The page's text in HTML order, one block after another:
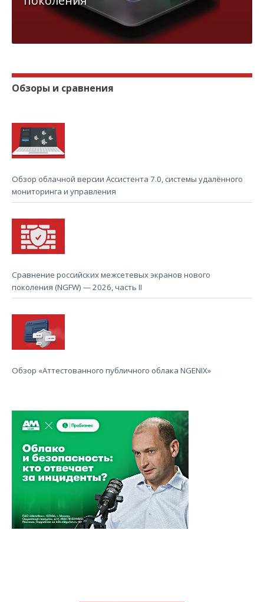
Обзоры и сравнения
Обзор облачной версии Ассистента 7.0, системы удалённого
мониторинга и управления
Сравнение российских межсетевых экранов нового
поколения (NGFW) — 2026, часть II
Обзор «Аттестованного публичного облака NGENIX»